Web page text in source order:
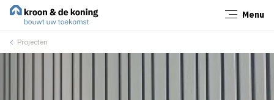
Menu
Projecten
Sluiten